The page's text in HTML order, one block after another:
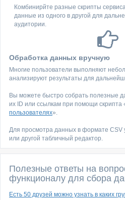
Комбинирйте разные скрипты
данные из одного в другой для
аудитории.
Обработка данных вручную
Многие пользователи выполняют
анализируют результаты для
Вы можете быстро собрать полезные
их ID или ссылкам при помощи скрипта
пользователях».
Для просмотра данных в формате CSV
или другой табличный редактор.
Полезные ответы на
функционалу для сбора
Есть 50 друзей можно узнать в каких